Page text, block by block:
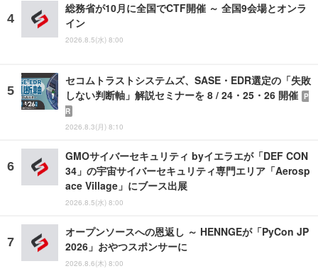
総務省が10月に全国でCTF開催 ～ 全国9会場とオンラ
イン
2026.8.5(水) 8:00
セコムトラストシステムズ、SASE・EDR選定の「失敗
しない判断軸」解説セミナーを 8 / 24・25・26 開催 P
R
2026.8.3(月) 8:10
GMOサイバーセキュリティ byイエラエが「DEF CON
34」の宇宙サイバーセキュリティ専門エリア「Aerosp
ace Village」にブース出展
2026.8.5(水) 8:00
オープンソースへの恩返し ～ HENNGEが「PyCon JP
2026」おやつスポンサーに
2026.8.6(木) 8:00